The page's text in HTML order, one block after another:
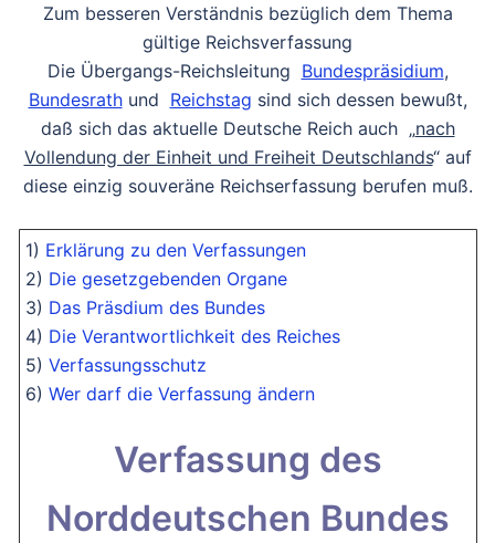
Zum besseren Verständnis bezüglich dem Thema
gültige Reichsverfassung
Die Übergangs-Reichsleitung Bundespräsidium,
Bundesrathund Reichstag sind sich dessen bewußt,
daß sich das aktuelle Deutsche Reich auch „nach
Vollendung der Einheit und Freiheit Deutschlands“ auf
diese einzig souveräne Reichserfassung berufen muß.
1) Erklärung zu den Verfassungen
2) Die gesetzgebenden Organe
3) Das Präsdium des Bundes
4) Die Verantwortlichkeit des Reiches
5) Verfassungsschutz
6) Wer darf die Verfassung ändern
Verfassung des
Norddeutschen Bundes